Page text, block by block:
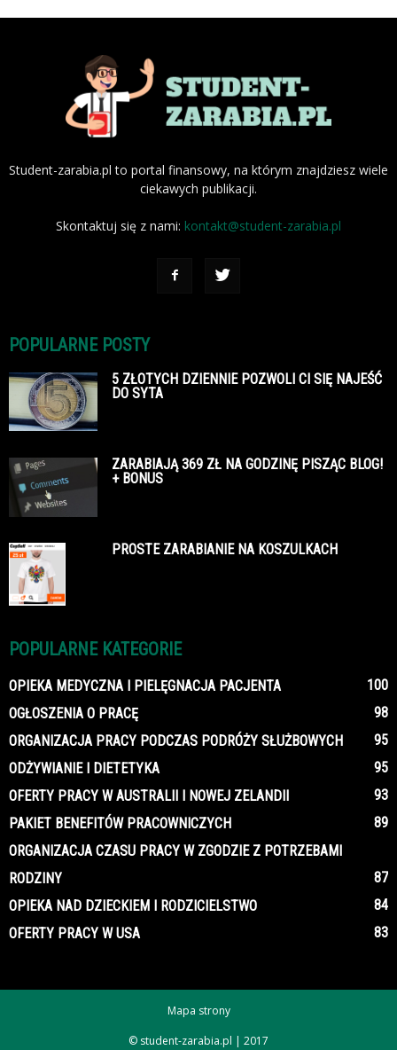
Student-zarabia.pl to portal finansowy, na którym znajdziesz wiele
ciekawych publikacji.
Skontaktuj się z nami: kontakt@student-zarabia.pl
POPULARNE POSTY
5 ZŁOTYCH DZIENNIE POZWOLI CI SIĘ NAJEŚĆ
DO SYTA
ZARABIAJĄ 369 ZŁ NA GODZINĘ PISZĄC BLOG!
+ BONUS
PROSTE ZARABIANIE NA KOSZULKACH
POPULARNE KATEGORIE
OPIEKA MEDYCZNA I PIELĘGNACJA PACJENTA
100
OGŁOSZENIA O PRACĘ
98
ORGANIZACJA PRACY PODCZAS PODRÓŻY SŁUŻBOWYCH
95
ODŻYWIANIE I DIETETYKA
95
OFERTY PRACY W AUSTRALII I NOWEJ ZELANDII
93
PAKIET BENEFITÓW PRACOWNICZYCH
89
ORGANIZACJA CZASU PRACY W ZGODZIE Z POTRZEBAMI
RODZINY
87
OPIEKA NAD DZIECKIEM I RODZICIELSTWO
84
OFERTY PRACY W USA
83
Mapa strony
© student-zarabia.pl | 2017